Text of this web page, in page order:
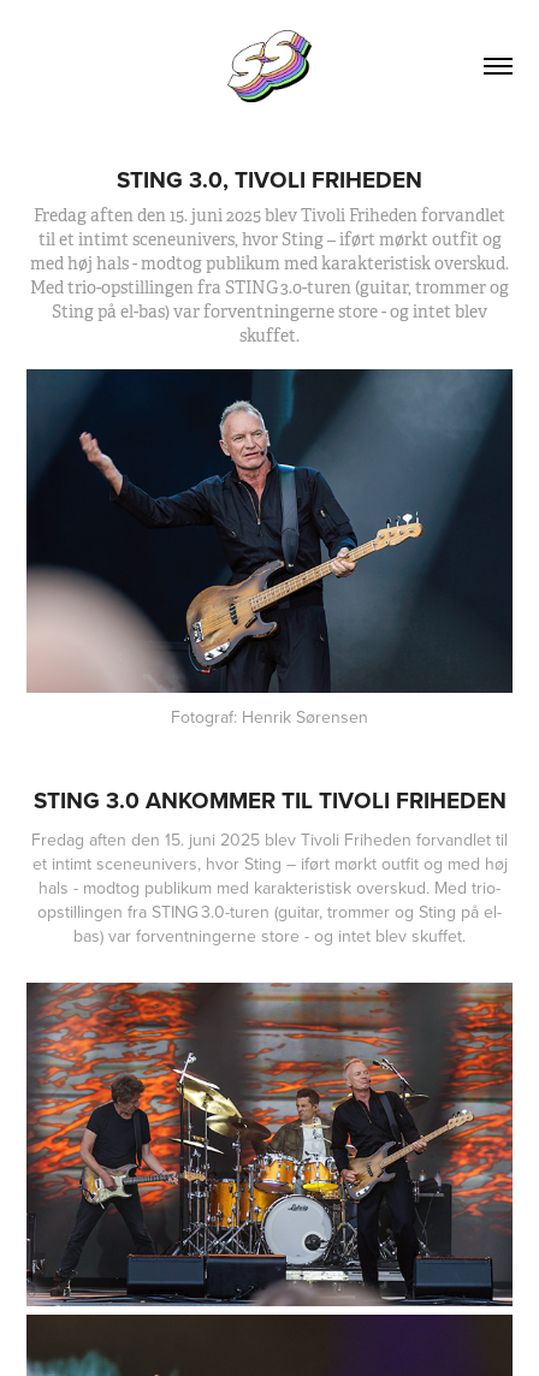
STING 3.0, TIVOLI FRIHEDEN
Fredag aften den 15. juni 2025 blev Tivoli Friheden forvandlet
til et intimt sceneunivers, hvor Sting – iført mørkt outfit og
med høj hals - modtog publikum med karakteristisk overskud.
Med trio-opstillingen fra STING 3.0-turen (guitar, trommer og
Sting på el-bas) var forventningerne store - og intet blev
skuffet.
Fotograf: Henrik Sørensen
STING 3.0 ANKOMMER TIL TIVOLI FRIHEDEN
Fredag aften den 15. juni 2025 blev Tivoli Friheden forvandlet til
et intimt sceneunivers, hvor Sting – iført mørkt outfit og med høj
hals - modtog publikum med karakteristisk overskud. Med trio-
opstillingen fra STING 3.0-turen (guitar, trommer og Sting på el-
bas) var forventningerne store - og intet blev skuffet.